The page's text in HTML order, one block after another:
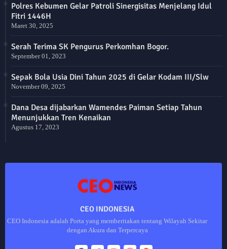
Polres Kebumen Gelar Patroli Sinergisitas Menjelang Idul
Fitri 1446H
Maret 30, 2025
Serah Terima SK Pengurus Perkomhan Bogor.
September 01, 2023
Sepak Bola Usia Dini Tahun 2025 di Gelar Kodam III/Slw
November 09, 2025
Dana Desa dijabarkan Wamendes Paiman Setiap Tahun
Menunjukkan Tren Kenaikan
Agustus 17, 2023
CEO INDONESIA
CEO Indonesia adalah Porta yang memberitakan tentang Wilayah Sekitar
dengan Akura dan Terpercaya